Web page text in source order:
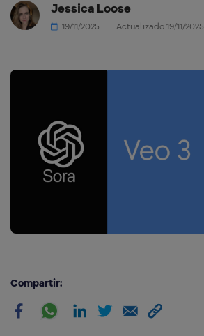
Jessica Loose
19/11/2025 Actualizado 19/11/2025
Compartir: